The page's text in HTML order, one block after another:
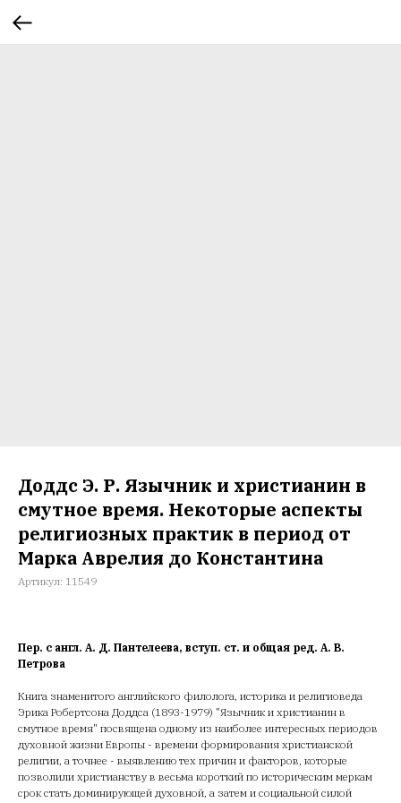
Доддс Э. Р. Язычник и христианин в
смутное время. Некоторые аспекты
религиозных практик в период от
Марка Аврелия до Константина
Артикул: 11549
Пер. с англ. А. Д. Пантелеева, вступ. ст. и общая ред. А. В.
Петрова
Книга знаменитого английского филолога, историка и религиоведа
Эрика Робертсона Доддса (1893-1979) "Язычник и христианин в
смутное время" посвящена одному из наиболее интересных периодов
духовной жизни Европы - времени формирования христианской
религии, а точнее - выявлению тех причин и факторов, которые
позволили христианству в весьма короткий по историческим меркам
срок стать доминирующей духовной, а затем и социальной силой